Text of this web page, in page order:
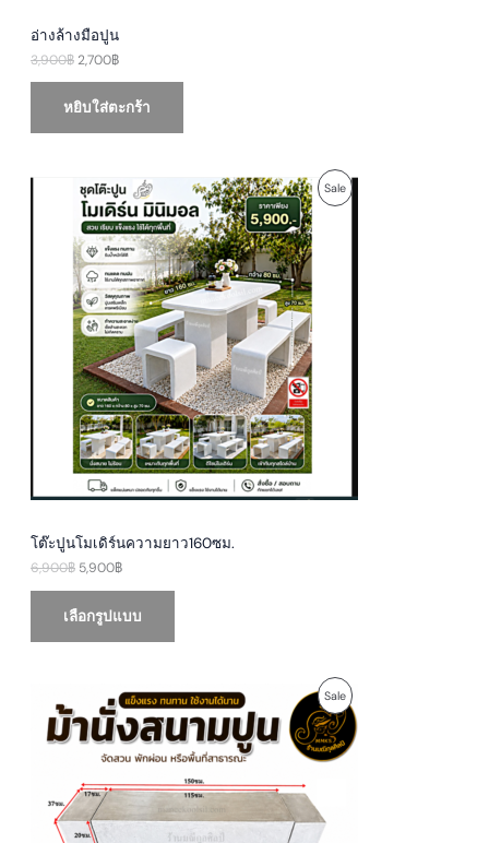
อ่างล้างมือปูน
3,900฿2,700฿
หยิบใส่ตะกร้า
SaleP
S
โต๊ะปูนโมเดิร์นความยาว160ซม.
6,900฿
r
g
i
n
a
l
p
r
i
c
e
w
a
s
:
6
,
9
฿
5,900฿
u
r
r
e
n
t
p
r
i
c
e
i
s
:
5
,
9
0
0
เลือกรูปแบบ
SaleP
P
r
i
c
e
a
n
g